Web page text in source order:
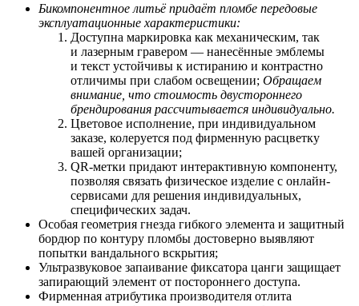
Бикомпонентное литьё придаёт пломбе передовые
эксплуатационные характеристики:
Доступна маркировка как механическим, так
и лазерным гравером — нанесённые эмблемы
и текст устойчивы к истиранию и контрастно
отличимы при слабом освещении; Обращаем
внимание, что стоимость двустороннего
брендирования рассчитывается индивидуально.
Цветовое исполнение, при индивидуальном
заказе, колеруется под фирменную расцветку
вашей организации;
QR-метки придают интерактивную компоненту,
позволяя связать физическое изделие с онлайн-
сервисами для решения индивидуальных,
специфических задач.
Особая геометрия гнезда гибкого элемента и защитный
бордюр по контуру пломбы достоверно выявляют
попытки вандального вскрытия;
Ультразвуковое запаивание фиксатора цанги защищает
запирающий элемент от постороннего доступа.
Фирменная атрибутика производителя отлита